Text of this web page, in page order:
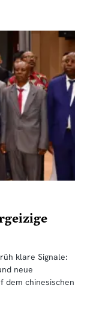
klare Signale:
neue
dem chinesischen